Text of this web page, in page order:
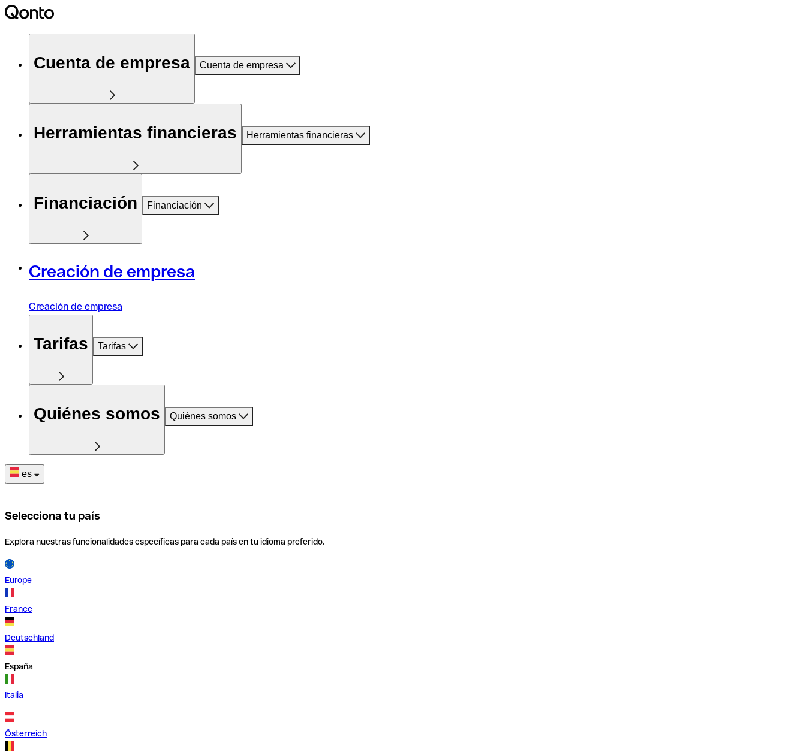
Cuenta de empresa Cuenta de empresa
Herramientas financieras Herramientas financieras
Financiación Financiación
Creación de empresa
Creación de empresa
Tarifas Tarifas
Quiénes somos Quiénes somos
es
Selecciona tu país
Explora nuestras funcionalidades específicas para cada país en tu idioma preferido.
Europe
France
Deutschland
España
Italia
Österreich